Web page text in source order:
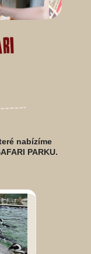
nabízíme
PARKU.